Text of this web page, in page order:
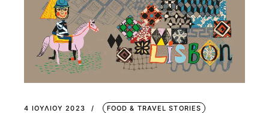
4 ΙΟΥΛΊΟΥ 2023 FOOD & TRAVEL STORIES